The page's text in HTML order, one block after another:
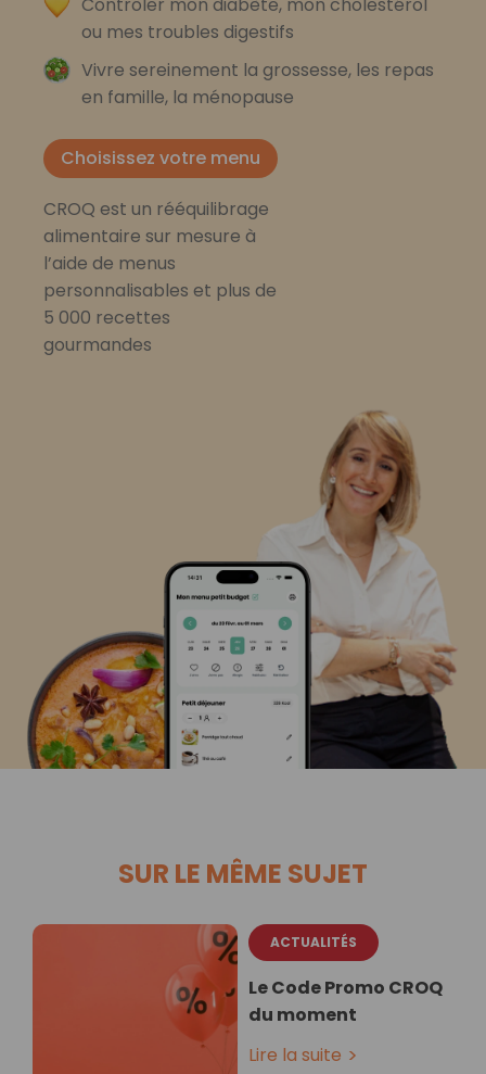
Contrôler mon diabète, mon cholestérol
ou mes troubles digestifs
Vivre sereinement la grossesse, les repas
en famille, la ménopause
Choisissez votre menu
CROQ est un rééquilibrage
alimentaire sur mesure à
l’aide de menus
personnalisables et plus de
5 000 recettes
gourmandes
SUR LE MÊME SUJET
ACTUALITÉS
Le Code Promo CROQ
du moment
Lire la suite